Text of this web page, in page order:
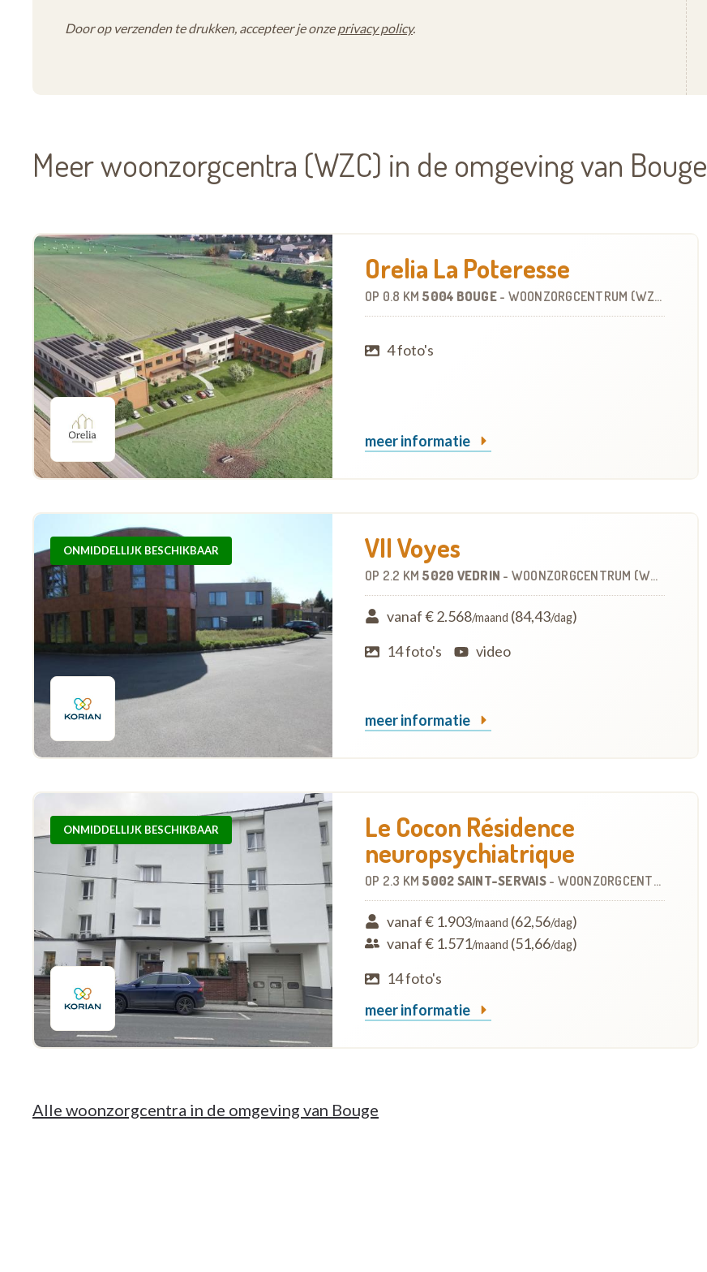
Door op verzenden te drukken, accepteer je onzeprivacy policy.
Meer woonzorgcentra (WZC) in de omgeving van Bouge
Orelia La Poteresse
OP 0.8 KM 5004 BOUGE - WOONZORGCENTRUM (WZC)
4 foto's
meer informatie
ONMIDDELLIJK BESCHIKBAAR VII Voyes
OP 2.2 KM 5020 VEDRIN - WOONZORGCENTRUM (WZC)
vanaf € 2.568/maand (84,43/dag)
14 foto's
video
meer informatie
ONMIDDELLIJK BESCHIKBAAR Le Cocon Résidence
neuropsychiatrique
OP 2.3 KM 5002 SAINT-SERVAIS - WOONZORGCENTRUM (WZC)
vanaf € 1.903/maand (62,56/dag)
vanaf € 1.571/maand (51,66/dag)
14 foto's
meer informatie
Alle woonzorgcentra in de omgeving van Bouge